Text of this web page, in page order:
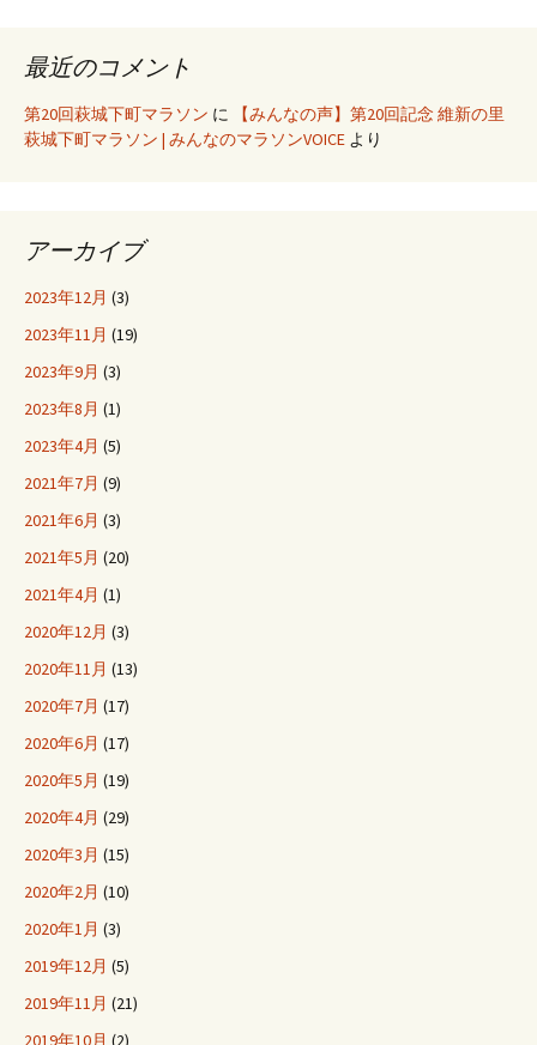
最近のコメント
第20回萩城下町マラソン に
【みんなの声】第20回記念 維新の里
萩城下町マラソン | みんなのマラソンVOICE より
アーカイブ
2023年12月 (3)
2023年11月 (19)
2023年9月 (3)
2023年8月 (1)
2023年4月 (5)
2021年7月 (9)
2021年6月 (3)
2021年5月 (20)
2021年4月 (1)
2020年12月 (3)
2020年11月 (13)
2020年7月 (17)
2020年6月 (17)
2020年5月 (19)
2020年4月 (29)
2020年3月 (15)
2020年2月 (10)
2020年1月 (3)
2019年12月 (5)
2019年11月 (21)
2019年10月 (2)